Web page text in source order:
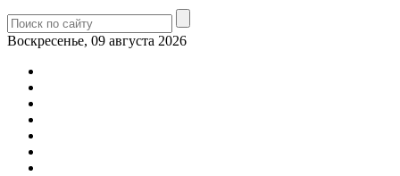
Воскресенье, 09 августа 2026